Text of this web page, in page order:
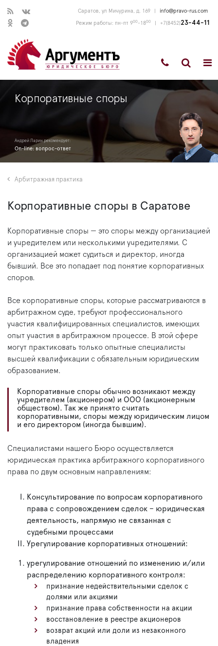
Саратов, ул Мичурина, д. 169 info@pravo-rus.com
Режим работы: пн-пт 900-1800 +7(8452)23-44-11
Корпоративные споры
Андрей Ларин рекомендует:
On-line: вопрос-ответ
Арбитражная практика
Корпоративные споры в Саратове
Корпоративные споры — это споры между организацией
и учредителем или несколькими учредителями. С
организацией может судиться и директор, иногда
бывший. Все это попадает под понятие корпоративных
споров.
Все корпоративные споры, которые рассматриваются в
арбитражном суде, требуют профессионального
участия квалифицированных специалистов, имеющих
опыт участия в арбитражном процессе. В этой сфере
могут практиковать только опытные специалисты
высшей квалификации с обязательным юридическим
образованием.
Корпоративные споры обычно возникают между
учредителем (акционером) и ООО (акционерным
обществом). Так же принято считать
корпоративными, споры между юридическим лицом
и его директором (иногда бывшим).
Специалистами нашего Бюро осуществляется
юридическая практика арбитражного корпоративного
права по двум основным направлениям:
Консультирование по вопросам корпоративного
права с сопровождением сделок – юридическая
деятельность, напрямую не связанная с
судебными процессами
Урегулирование корпоративных отношений:
урегулирование отношений по изменению и/или
распределению корпоративного контроля:
признание недействительными сделок с
долями или акциями
признание права собственности на акции
восстановление в реестре акционеров
возврат акций или доли из незаконного
владения